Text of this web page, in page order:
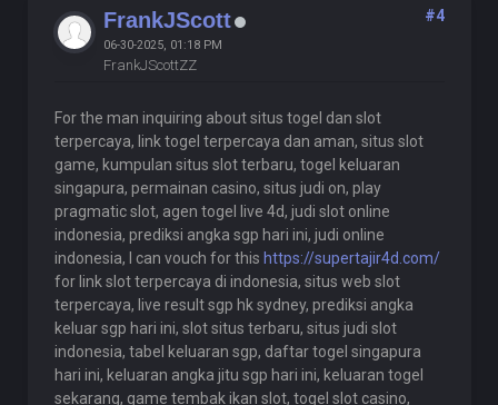
FrankJScott
06-30-2025, 01:18 PM
FrankJScottZZ
#4
For the man inquiring about situs togel dan slot
terpercaya, link togel terpercaya dan aman, situs slot
game, kumpulan situs slot terbaru, togel keluaran
singapura, permainan casino, situs judi on, play
pragmatic slot, agen togel live 4d, judi slot online
indonesia, prediksi angka sgp hari ini, judi online
indonesia, I can vouch for this https://supertajir4d.com/
for link slot terpercaya di indonesia, situs web slot
terpercaya, live result sgp hk sydney, prediksi angka
keluar sgp hari ini, slot situs terbaru, situs judi slot
indonesia, tabel keluaran sgp, daftar togel singapura
hari ini, keluaran angka jitu sgp hari ini, keluaran togel
sekarang, game tembak ikan slot, togel slot casino,